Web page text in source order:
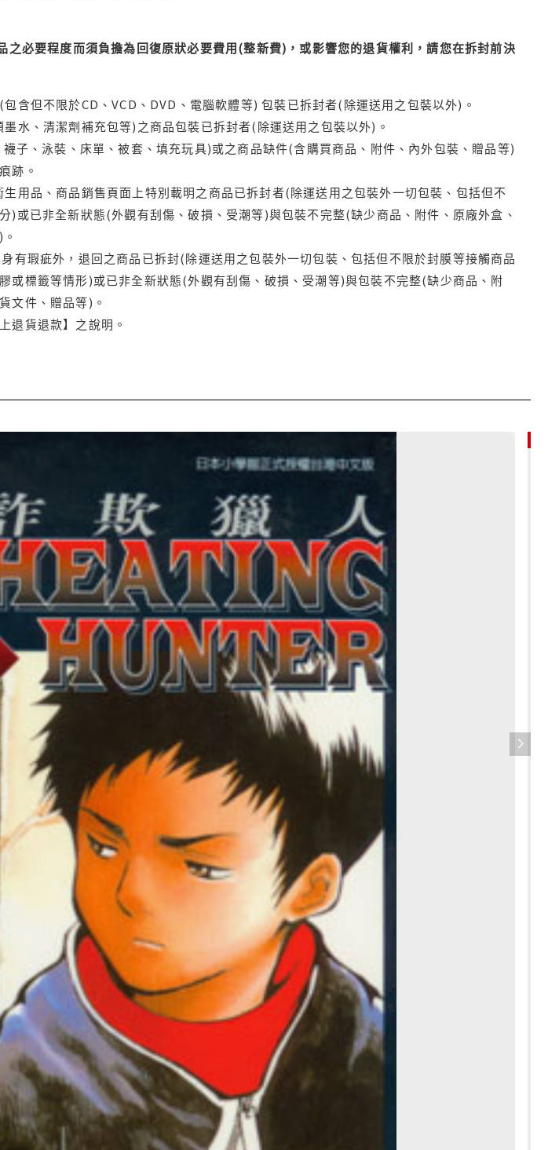
必要程度而須負擔為回復原狀必要費用(整新費)，或影響您的退貨權利，請您在拆封前決
含但不限於CD、VCD、DVD、電腦軟體等) 包裝已拆封者(除運送用之包裝以外)。
水、清潔劑補充包等)之商品包裝已拆封者(除運送用之包裝以外)。
子、泳裝、床單、被套、填充玩具)或之商品缺件(含購買商品、附件、內外包裝、贈品等)
跡。
用品、商品銷售頁面上特別載明之商品已拆封者(除運送用之包裝外一切包裝、包括但不
)或已非全新狀態(外觀有刮傷、破損、受潮等)與包裝不完整(缺少商品、附件、原廠外盒、
有瑕疵外，退回之商品已拆封(除運送用之包裝外一切包裝、包括但不限於封膜等接觸商品
或標籤等情形)或已非全新狀態(外觀有刮傷、破損、受潮等)與包裝不完整(缺少商品、附
文件、贈品等)。
貨退款】之說明。